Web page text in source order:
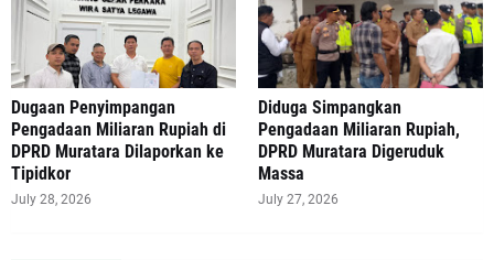
‎Dugaan Penyimpangan
Pengadaan Miliaran Rupiah di
DPRD Muratara Dilaporkan ke
Tipidkor
July 28, 2026
Diduga Simpangkan
Pengadaan Miliaran Rupiah,
DPRD Muratara Digeruduk
Massa
July 27, 2026